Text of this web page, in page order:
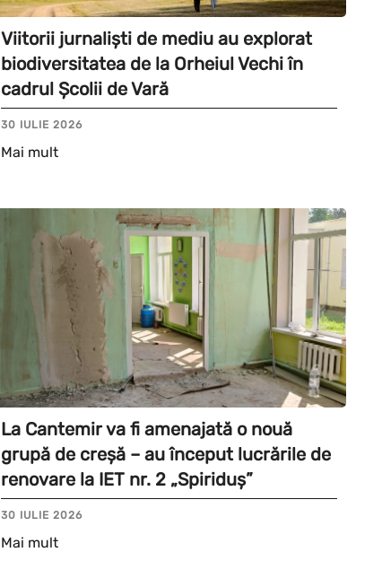
Viitorii jurnaliști de mediu au explorat
biodiversitatea de la Orheiul Vechi în
cadrul Școlii de Vară
30 IULIE 2026
Mai mult
La Cantemir va fi amenajată o nouă
grupă de creșă – au început lucrările de
renovare la IET nr. 2 „Spiriduș”
30 IULIE 2026
Mai mult